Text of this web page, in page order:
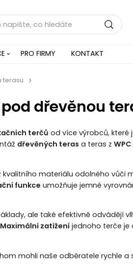
PRO FIRMY KONTAKT
terasu
dřevěnou
terčů od více výrobců, které
dřevěných teras a teras z
kvalitního materiálu odolného vůči
funkce umožňuje jemné
ale také efektivně odvádějí
Maximální zatíženíjednoho terče je
mohli naše odběratele rychle a